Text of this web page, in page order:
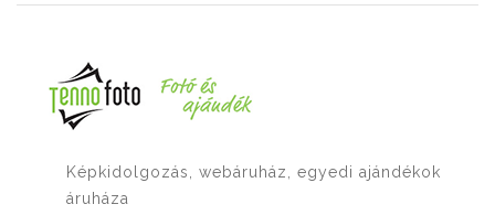
Képkidolgozás, webáruház, egyedi ajándékok
áruháza